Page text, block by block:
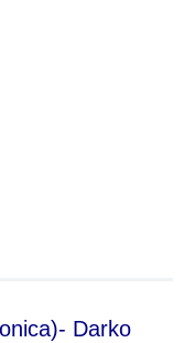
Darko